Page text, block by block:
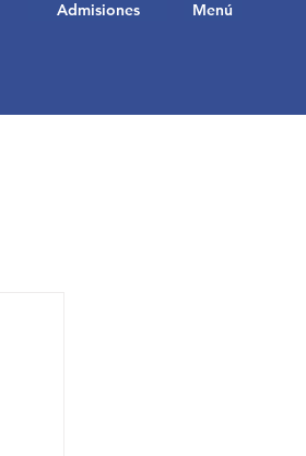
Menú
Admisiones